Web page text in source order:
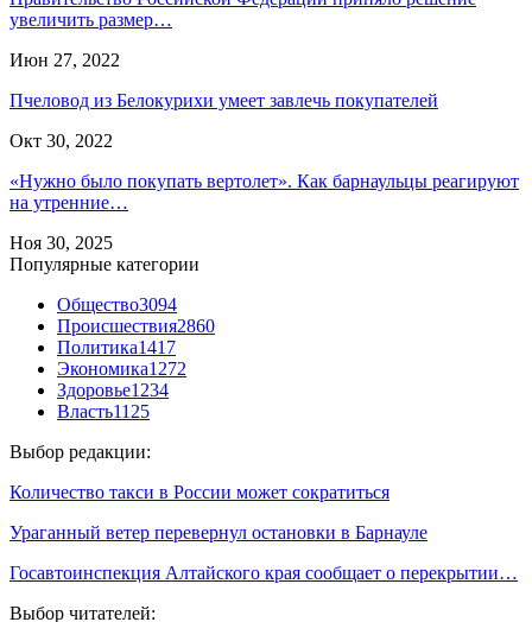
увеличить размер…
Июн 27, 2022
Пчеловод из Белокурихи умеет завлечь покупателей
Окт 30, 2022
«Нужно было покупать вертолет». Как барнаульцы реагируют
на утренние…
Ноя 30, 2025
Популярные категории
Общество3094
Происшествия2860
Политика1417
Экономика1272
Здоровье1234
Власть1125
Выбор редакции:
Количество такси в России может сократиться
Ураганный ветер перевернул остановки в Барнауле
Госавтоинспекция Алтайского края сообщает о перекрытии…
Выбор читателей: